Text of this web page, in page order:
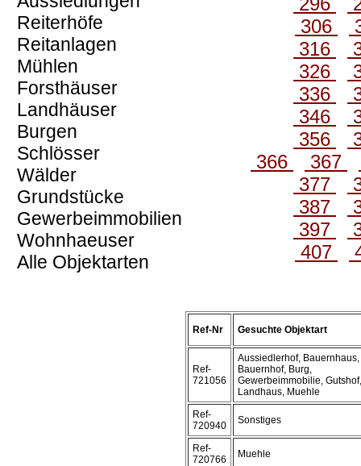
Reiterhöfe
Reitanlagen
Mühlen
Forsthäuser
Landhäuser
Burgen
Schlösser
Wälder
Grundstücke
Gewerbeimmobilien
Wohnhaeuser
Alle Objektarten
306
316
326
336
346
356
366
367
377
387
397
407
Ref-Nr Gesuchte Objektart
Ref-
721056
Aussiedlerhof, Bauernhaus,
Bauernhof, Burg,
Gewerbeimmobilie, Gutshof,
Landhaus, Muehle
Ref-
720940
Sonstiges
Ref-
720766
Muehle